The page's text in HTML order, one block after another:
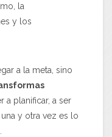
la
y los
a la meta, sino
a planificar, a ser
y otra vez es lo